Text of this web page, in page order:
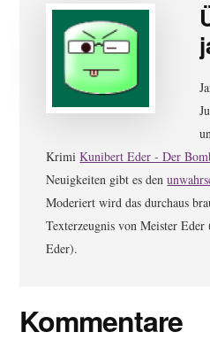
KrimiKunibert Eder - Der
Neuigkeiten gibt es den
Moderiert wird das durchaus
Texterzeugnis von Meister
Eder).
Leser-
Kommentare